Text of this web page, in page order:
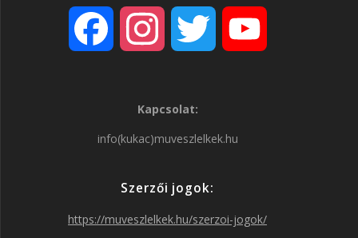
s
Kapcsolat:
info(kukac)muveszlelkek.hu
Szerzői jogok:
https://muveszlelkek.hu/szerzoi-jogok/